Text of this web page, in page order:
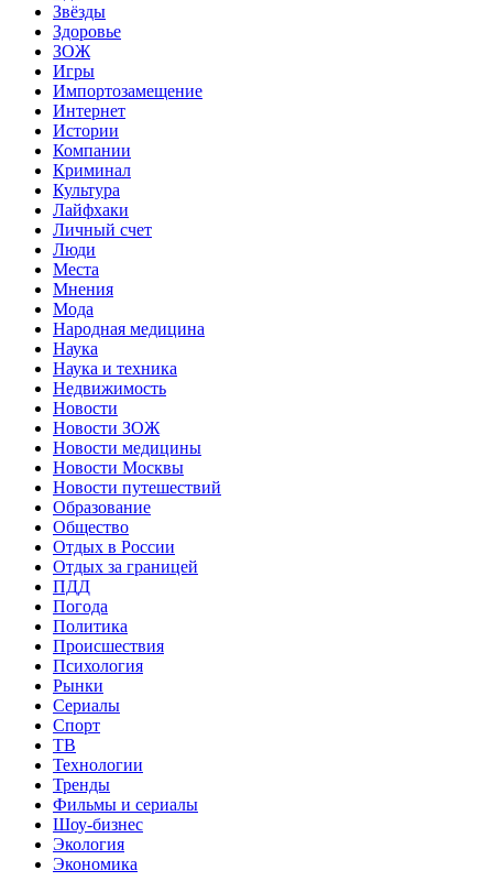
Звёзды
Здоровье
ЗОЖ
Игры
Импортозамещение
Интернет
Истории
Компании
Криминал
Культура
Лайфхаки
Личный счет
Люди
Места
Мнения
Мода
Народная медицина
Наука
Наука и техника
Недвижимость
Новости
Новости ЗОЖ
Новости медицины
Новости Москвы
Новости путешествий
Образование
Общество
Отдых в России
Отдых за границей
ПДД
Погода
Политика
Происшествия
Психология
Рынки
Сериалы
Спорт
ТВ
Технологии
Тренды
Фильмы и сериалы
Шоу-бизнес
Экология
Экономика